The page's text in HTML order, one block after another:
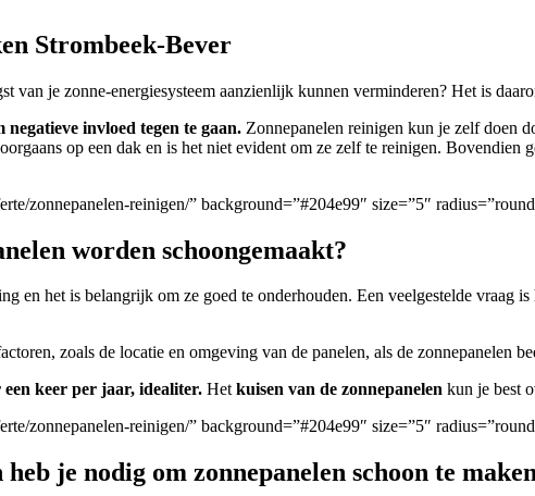
Strombeek-Bever
van je zonne-energiesysteem aanzienlijk kunnen verminderen? Het is
invloed tegen te gaan. Zonnepanelen reinigen kun je zelf doen
op een dak en is het niet evident om ze zelf te reinigen.
zonnepanelen-reinigen/” background=”#204e99″ size=”5″
worden schoongemaakt?
en het is belangrijk om ze goed te onderhouden. Een veelgestelde vraag
zoals de locatie en omgeving van de panelen, als de zonnepanelen
keer per jaar, idealiter. Hetkuisen van de zonnepanelen kun je best
zonnepanelen-reinigen/” background=”#204e99″ size=”5″
je nodig om zonnepanelen schoon te